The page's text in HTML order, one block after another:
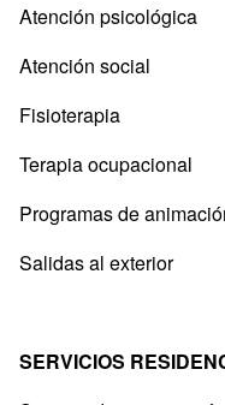
Atención psicológica
Atención social
Fisioterapia
Terapia ocupacional
Programas de
Salidas al exterior
SERVICIOS